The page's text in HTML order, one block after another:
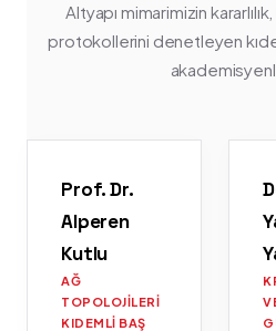
Altyapı mimarimizin
protokollerini denetleyen
Prof. Dr.
Alperen
Kutlu
AĞ
TOPOLOJILERI
KIDEMLI BAŞ